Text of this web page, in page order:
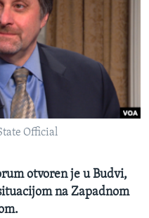
Official
otvoren je u Budvi,
na Zapadnom